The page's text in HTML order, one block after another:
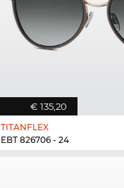
€ 135,20
TITANFLEX
EBT 826706 - 24